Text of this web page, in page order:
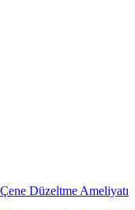
Çene Düzeltme Ameliyatı